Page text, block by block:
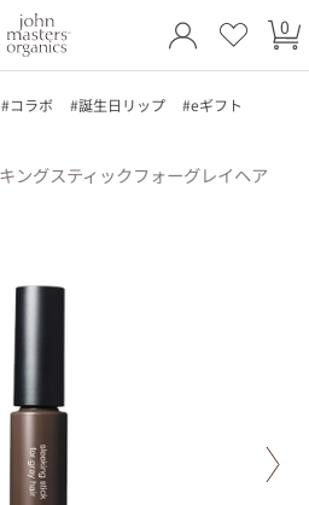
グ
イ
ン
ー
ト
0
イ
テ
ム
#コラボ #誕生日リップ #eギフト
ングスティックフォーグレイヘア